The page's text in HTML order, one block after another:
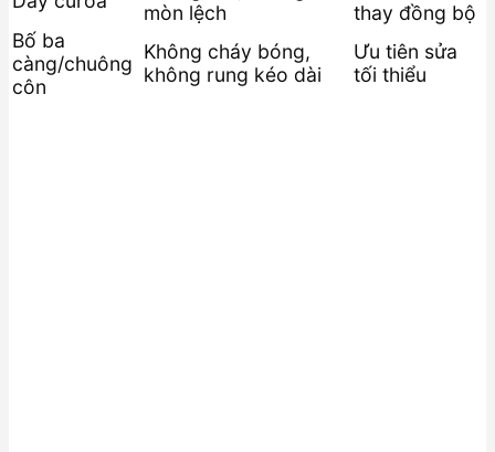
mòn lệch
thay đồng bộ
Bố ba
càng/chuông
côn
Không cháy bóng,
không rung kéo dài
Ưu tiên sửa
tối thiểu